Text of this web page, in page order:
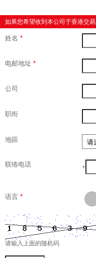
如果您希望收到本公司于香港交
姓名 *
电邮地址 *
公司
职衔
地區
联络电话 +
语言 *
请输入上面的随机码